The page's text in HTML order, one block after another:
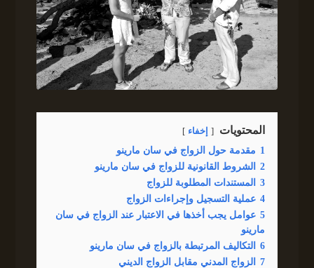
المحتويات إخفاء
1 مقدمة حول الزواج في سان مارينو
2 الشروط القانونية للزواج في سان مارينو
3 المستندات المطلوبة للزواج
4 عملية التسجيل وإجراءات الزواج
5 عوامل يجب أخذها في الاعتبار عند الزواج في سان
مارينو
6 التكاليف المرتبطة بالزواج في سان مارينو
7 الزواج المدني مقابل الزواج الديني